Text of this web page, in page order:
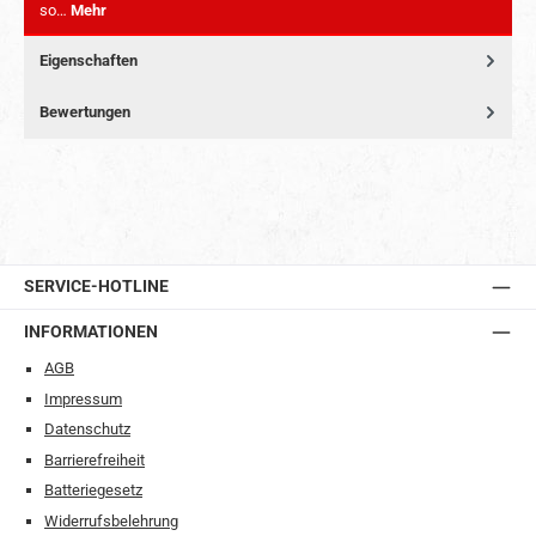
so… Mehr
Eigenschaften
Bewertungen
SERVICE-HOTLINE
INFORMATIONEN
AGB
Impressum
Datenschutz
Barrierefreiheit
Batteriegesetz
Widerrufsbelehrung